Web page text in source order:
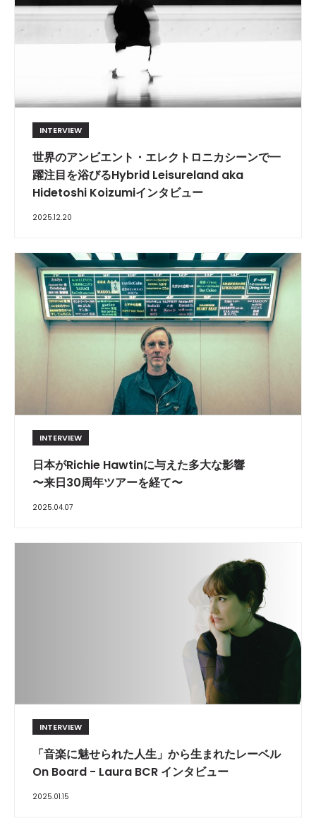
INTERVIEW
世界のアンビエント・エレクトロニカシーンで一
躍注目を浴びるHybrid Leisureland aka
Hidetoshi Koizumiインタビュー
2025.12.20
INTERVIEW
日本がRichie Hawtinに与えた多大な影響
〜来日30周年ツアーを経て〜
2025.04.07
INTERVIEW
「音楽に魅せられた人生」から生まれたレーベル
On Board - Laura BCR インタビュー
2025.01.15